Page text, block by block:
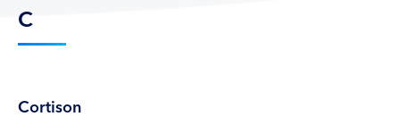
C
Cortison